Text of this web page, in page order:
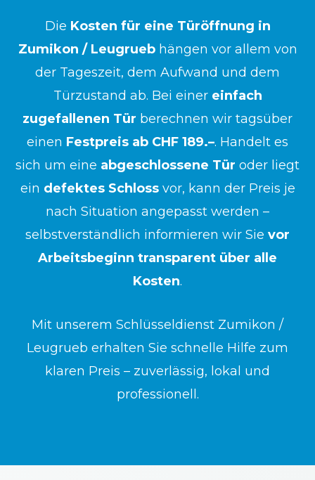
Die Kosten für eine Türöffnung in
Zumikon / Leugruebhängen vor allem von
der Tageszeit, dem Aufwand und dem
Türzustand ab. Bei einer einfach
zugefallenen Tür berechnen wir tagsüber
einen Festpreis ab CHF 189.–. Handelt es
sich um eine abgeschlossene Tür oder liegt
ein defektes Schlossvor, kann der Preis je
nach Situation angepasst werden –
selbstverständlich informieren wir Sie vor
Arbeitsbeginn transparent über alle
Kosten.
Mit unserem Schlüsseldienst Zumikon /
Leugrueb erhalten Sie schnelle Hilfe zum
klaren Preis – zuverlässig, lokal und
professionell.